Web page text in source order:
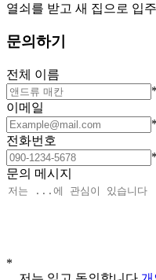
열쇠를 받고 새 집으로 입
문의하기
전체 이름
*
이메일
*
전화번호
*
문의 메시지
*